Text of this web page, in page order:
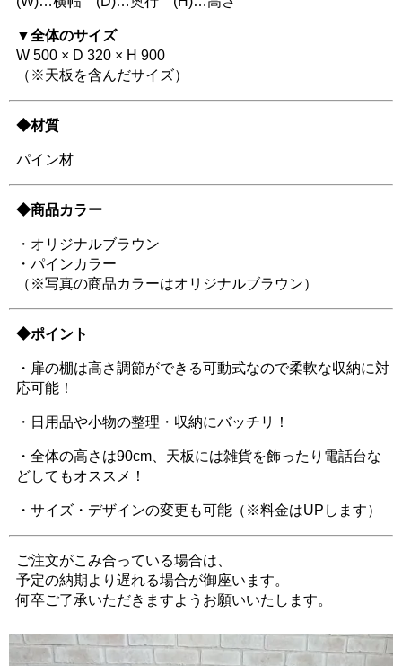
▼全体のサイズ
W 500 × D 320 × H 900
（※天板を含んだサイズ）
◆材質
パイン材
◆商品カラー
・オリジナルブラウン
・パインカラー
（※写真の商品カラーはオリジナルブラウン）
◆ポイント
・扉の棚は高さ調節ができる可動式なので柔軟な収納に対
応可能！
・日用品や小物の整理・収納にバッチリ！
・全体の高さは90cm、天板には雑貨を飾ったり電話台な
どしてもオススメ！
・サイズ・デザインの変更も可能（※料金はUPします）
ご注文がこみ合っている場合は、
予定の納期より遅れる場合が御座います。
何卒ご了承いただきますようお願いいたします。